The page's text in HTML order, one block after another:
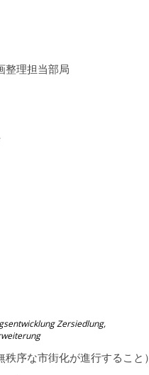
整理担当部局
Zersiedlung,
序な市街化が進行すること）